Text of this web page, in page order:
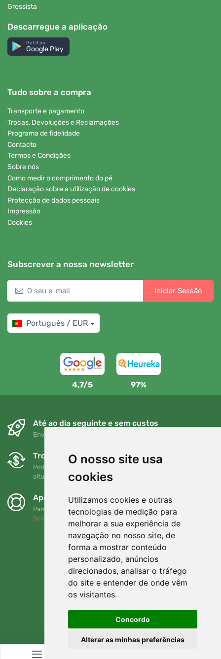
O nosso site usa
cookies
Utilizamos cookies e outras
tecnologias de medição para
melhorar a sua experiência de
navegação no nosso site, de
forma a mostrar conteúdo
personalizado, anúncios
direcionados, analisar o tráfego
do site e entender de onde vêm
os visitantes.
Concordo
Alterar as minhas preferências
Grossista
Descarregue a aplicação
Get it on
Google Play
Tudo sobre a compra
Transporte e pagamento
Trocas, Devoluções e Reclamações
Programa de fidelidade
Contacto
Termos e Condições
Sobre nós
Como medir o comprimento do pé
Declaração sobre a utilização de cookies
Protecção de dados pessoais
Impressão
Cookies
Subscrever a nossa newsletter
Iniciar Sessão
Português / EUR
4,7/5 97%
Até ao dia seguinte e sem custos
Envio gratuito para encomendas superiores a 80 EUR
Trocas e devoluções gratuitas
Pode devolver ou trocar a sua encomenda em qualquer
altura no prazo de 90 dias
Apoiamos a Trees.org
Para cada encomenda plantamos uma árvore! Leia mais
Sobre nós